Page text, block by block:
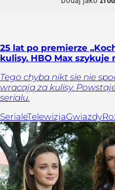
25 lat po premierze
kulisy. HBO Max szykuje
Tego chyba nikt się nie
wracają za kulisy.
serialu.
SerialeTelewizjaGwiazdy